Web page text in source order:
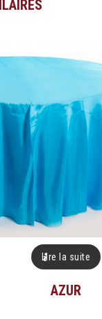
Lire la suite
AZUR